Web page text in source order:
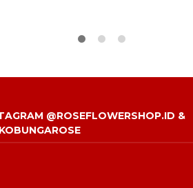
@ROSEFLOWERSHOP.ID &